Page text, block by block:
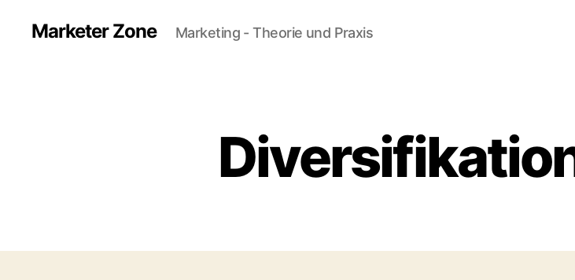
Marketer Zone Marketing - Theorie und Praxis